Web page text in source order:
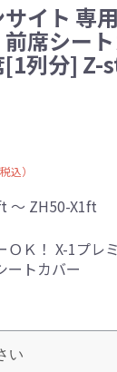
イト 専
席シー
[1列分] Z-
税込）
～ ZH50-X1ft
ＯＫ！ X-1プレ
ートカバー